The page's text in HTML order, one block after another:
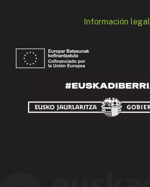
Información legal